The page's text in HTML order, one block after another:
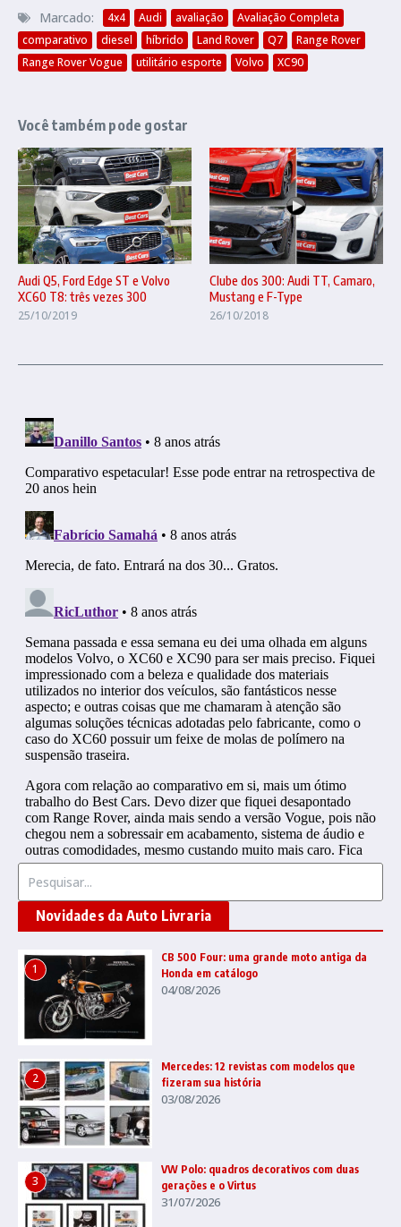
Marcado: 4x4 Audi avaliação
Avaliação Completa
comparativo
diesel híbrido Land Rover Q7
Range Rover
Range Rover Vogue
utilitário esporte Volvo XC90
Você também pode gostar
Audi Q5, Ford Edge ST e Volvo
XC60 T8: três vezes 300
25/10/2019
Clube dos 300: Audi TT, Camaro,
Mustang e F-Type
26/10/2018
Novidades da Auto Livraria
1
CB 500 Four: uma grande moto antiga da
Honda em catálogo
04/08/2026
2
Mercedes: 12 revistas com modelos que
fizeram sua história
03/08/2026
3
VW Polo: quadros decorativos com duas
gerações e o Virtus
31/07/2026